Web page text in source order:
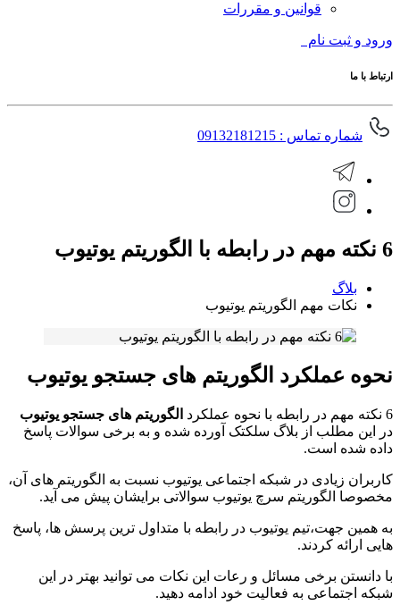
قوانین و مقررات
ورود و ثبت نام
ارتباط با ما
شماره تماس : 09132181215
6 نکته مهم در رابطه با الگوریتم یوتیوب
بلاگ
نکات مهم الگوریتم یوتیوب
نحوه عملکرد الگوریتم های جستجو یوتیوب
6 نکته مهم در رابطه با نحوه عملکرد
الگوریتم های جستجو یوتیوب
در این مطلب از بلاگ سلکتک آورده شده و به برخی سوالات پاسخ
داده شده است.
کاربران زیادی در شبکه اجتماعی یوتیوب نسبت به الگوریتم های آن،
مخصوصا الگوریتم سرچ یوتیوب سوالاتی برایشان پیش می آید.
به همین جهت،تیم یوتیوب در رابطه با متداول ترین پرسش ها، پاسخ
هایی ارائه کردند.
با دانستن برخی مسائل و رعات این نکات می توانید بهتر در این
شبکه اجتماعی به فعالیت خود ادامه دهید.